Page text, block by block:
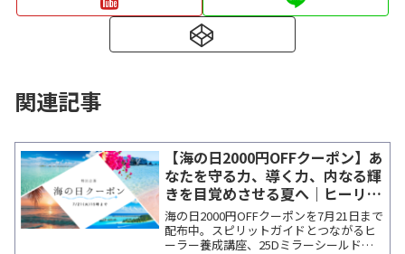
関連記事
【海の日2000円OFFクーポン】あ
なたを守る力、導く力、内なる輝
きを目覚めさせる夏へ｜ヒーリン
グ＆能力開発特集
海の日2000円OFFクーポンを7月21日まで
配布中。スピリットガイドとつながるヒ
ーラー養成講座、25Dミラーシールドに